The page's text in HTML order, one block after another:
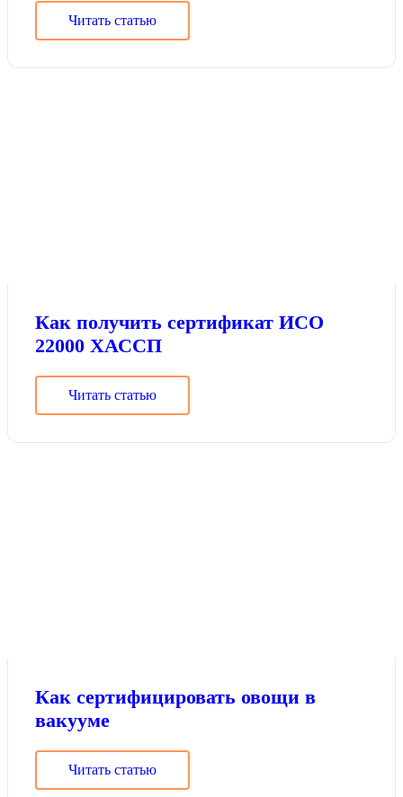
Читать статью
Как получить сертификат ИСО
22000 ХАССП
Читать статью
Как сертифицировать овощи в
вакууме
Читать статью